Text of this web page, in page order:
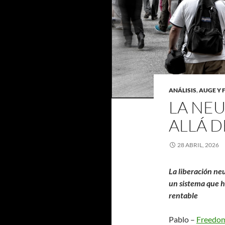
ANÁLISIS,AUGE Y
LA
ALLÁ
28 ABRIL, 2026
La liberación
un sistema que
rentable
Pablo –